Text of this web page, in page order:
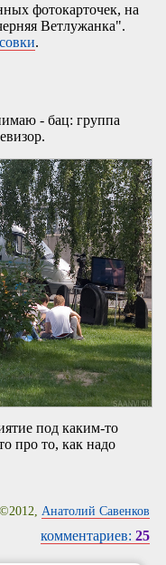
фотокарточек, на
Ветлужанка".
.
- бац: группа
под каким-то
про то, как надо
©2012, Анатолий Савенков
комментариев: 25